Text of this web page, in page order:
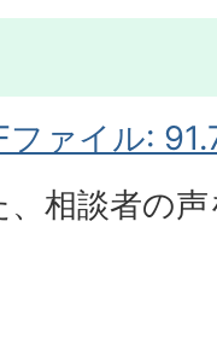
ァイル:
相談者の